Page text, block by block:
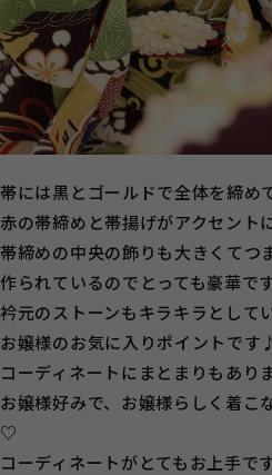
帯には黒とゴールドで全体を締め
赤の帯締めと帯揚げがアクセント
帯締めの中央の飾りも大きくてつ
作られているのでとっても豪華
衿元のストーンもキラキラとして
お嬢様のお気に入りポイントです♪
コーディネートにまとまりもあり
お嬢様好みで、お嬢様らしく着こ
♡
コーディネートがとてもお上手で